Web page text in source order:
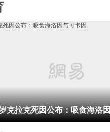
克拉克死因公布：吸食海洛